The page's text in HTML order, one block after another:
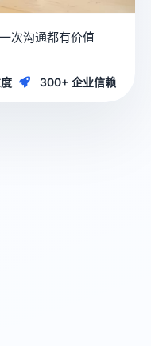
次沟通都有价值
300+ 企业信赖